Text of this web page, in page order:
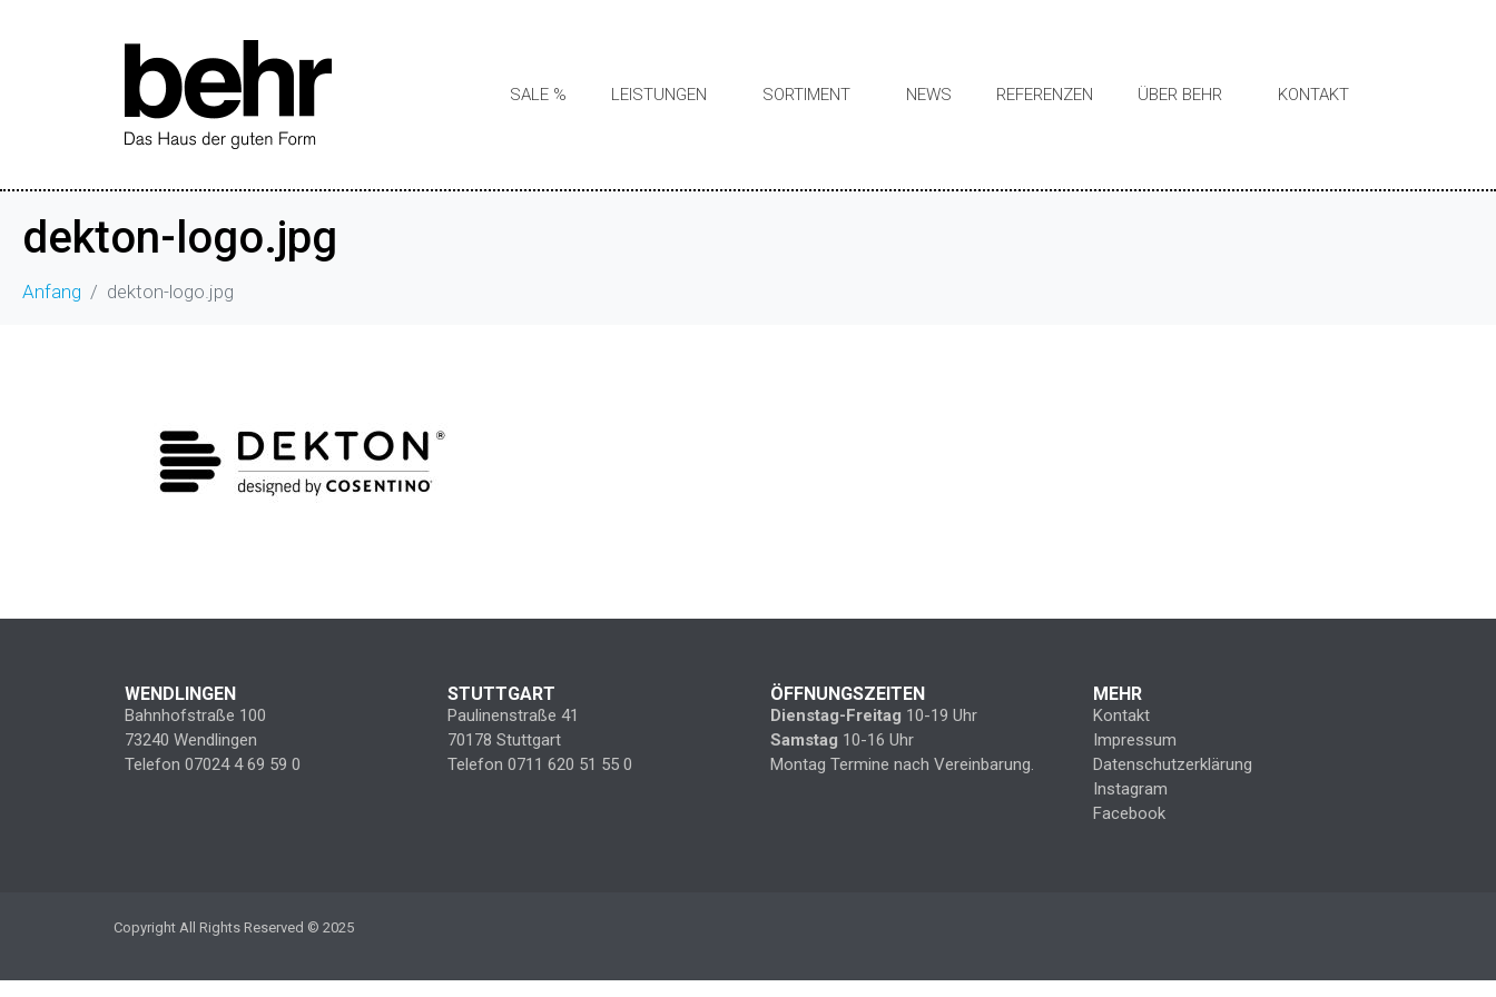
SALE % LEISTUNGEN SORTIMENT NEWS REFERENZEN ÜBER BEHR KONTAKT
dekton-logo.jpg
Anfang dekton-logo.jpg
WENDLINGEN
Bahnhofstraße 100
73240 Wendlingen
Telefon 07024 4 69 59 0
STUTTGART
Paulinenstraße 41
70178 Stuttgart
Telefon 0711 620 51 55 0
ÖFFNUNGSZEITEN
Dienstag-Freitag 10-19 Uhr
Samstag 10-16 Uhr
Montag Termine nach Vereinbarung.
MEHR
Kontakt
Impressum
Datenschutzerklärung
Instagram
Facebook
Copyright All Rights Reserved © 2025